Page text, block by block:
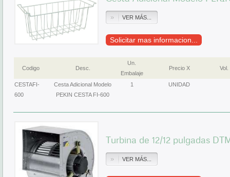
VER MÁS...
Solicitar mas informacion...
Codigo Desc.
Un.
Embalaje
Precio X Vol.
CESTAFI-
600
Cesta Adicional Modelo
PEKIN CESTA FI-600
1 UNIDAD
Turbina de 12/12 pulgadas
VER MÁS...